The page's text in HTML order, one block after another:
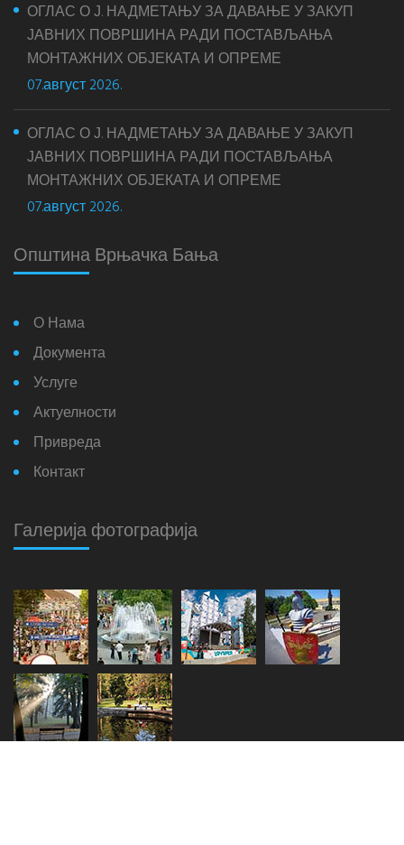
ОГЛАС О Ј. НАДМЕТАЊУ ЗА ДАВАЊЕ У ЗАКУП
ЈАВНИХ ПОВРШИНА РАДИ ПОСТАВЉАЊА
МОНТАЖНИХ ОБЈЕКАТА И ОПРЕМЕ
07.август 2026.
ОГЛАС О Ј. НАДМЕТАЊУ ЗА ДАВАЊЕ У ЗАКУП
ЈАВНИХ ПОВРШИНА РАДИ ПОСТАВЉАЊА
МОНТАЖНИХ ОБЈЕКАТА И ОПРЕМЕ
07.август 2026.
Општина Врњачка Бања
О Нама
Документа
Услуге
Актуелности
Привреда
Контакт
Галерија фотографија